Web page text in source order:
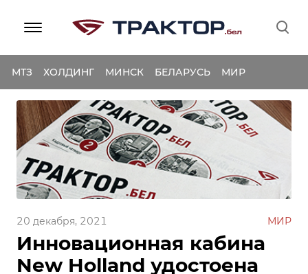
МТЗ ХОЛДИНГ МИНСК БЕЛАРУСЬ МИР
Инновационная кабина
New Holland удостоена
20 декабря, 2021 МИР